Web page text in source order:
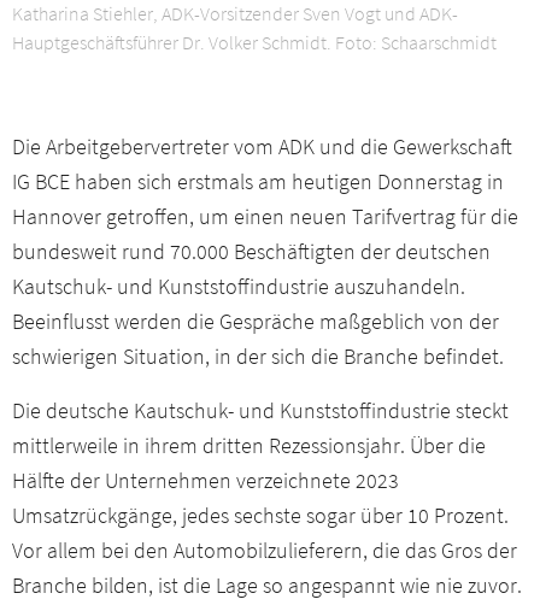
Kontakt
Katharina Stiehler, ADK-Vorsitzender Sven Vogt und ADK-
Hauptgeschäftsführer Dr. Volker Schmidt. Foto: Schaarschmidt
Die Arbeitgebervertreter vom ADK und die Gewerkschaft
IG BCE haben sich erstmals am heutigen Donnerstag in
Hannover getroffen, um einen neuen Tarifvertrag für die
bundesweit rund 70.000 Beschäftigten der deutschen
Kautschuk- und Kunststoffindustrie auszuhandeln.
Beeinflusst werden die Gespräche maßgeblich von der
schwierigen Situation, in der sich die Branche befindet.
Die deutsche Kautschuk- und Kunststoffindustrie steckt
mittlerweile in ihrem dritten Rezessionsjahr. Über die
Hälfte der Unternehmen verzeichnete 2023
Umsatzrückgänge, jedes sechste sogar über 10 Prozent.
Vor allem bei den Automobilzulieferern, die das Gros der
Branche bilden, ist die Lage so angespannt wie nie zuvor.